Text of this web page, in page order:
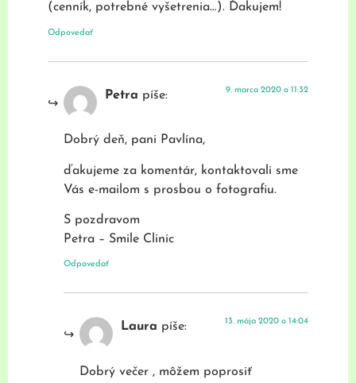
(cenník, potrebné vyšetrenia…). Ďakujem!
Odpovedať
Petra píše: 9. marca 2020 o 11:32
Dobrý deň, pani Pavlína,
ďakujeme za komentár, kontaktovali sme
Vás e-mailom s prosbou o fotografiu.
S pozdravom
Petra – Smile Clinic
Odpovedať
Laura píše: 13. mája 2020 o 14:04
Dobrý večer , môžem poprosiť